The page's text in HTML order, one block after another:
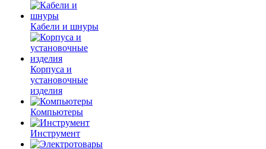
Кабели и шнуры
Корпуса и
установочные
изделия
Компьютеры
Инструмент